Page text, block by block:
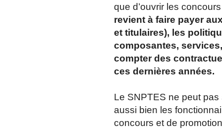
que d’ouvrir les
revient à faire payer
et titulaires), les
composantes,
compter des
ces dernières années.
Le SNPTES ne peut
aussi bien les
concours et de